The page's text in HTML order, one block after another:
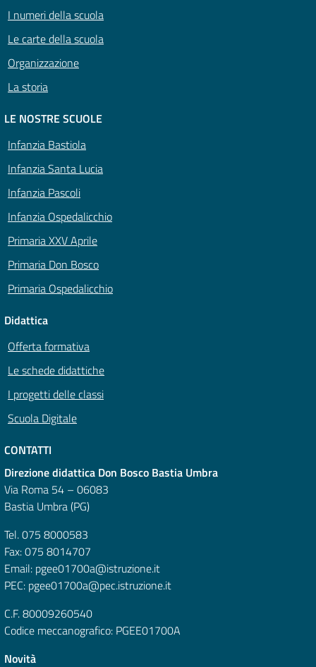
I numeri della scuola
Le carte della scuola
Organizzazione
La storia
LE NOSTRE SCUOLE
Infanzia Bastiola
Infanzia Santa Lucia
Infanzia Pascoli
Infanzia Ospedalicchio
Primaria XXV Aprile
Primaria Don Bosco
Primaria Ospedalicchio
Didattica
Offerta formativa
Le schede didattiche
I progetti delle classi
Scuola Digitale
CONTATTI
Direzione didattica Don Bosco Bastia Umbra
Via Roma 54 – 06083
Bastia Umbra (PG)
Tel. 075 8000583
Fax: 075 8014707
Email: pgee01700a@istruzione.it
PEC: pgee01700a@pec.istruzione.it
C.F. 80009260540
Codice meccanografico: PGEE01700A
Novità